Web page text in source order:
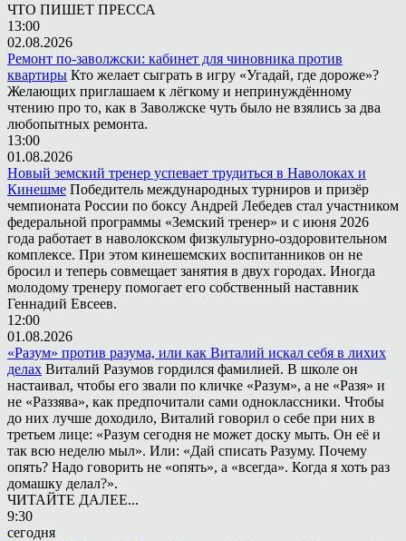
ЧТО ПИШЕТ ПРЕССА
13:00
02.08.2026
Ремонт по-заволжски: кабинет для чиновника против
квартиры Кто желает сыграть в игру «Угадай, где дороже»?
Желающих приглашаем к лёгкому и непринуждённому
чтению про то, как в Заволжске чуть было не взялись за два
любопытных ремонта.
13:00
01.08.2026
Новый земский тренер успевает трудиться в Наволоках и
Кинешме Победитель международных турниров и призёр
чемпионата России по боксу Андрей Лебедев стал участником
федеральной программы «Земский тренер» и с июня 2026
года работает в наволокском физкультурно-оздоровительном
комплексе. При этом кинешемских воспитанников он не
бросил и теперь совмещает занятия в двух городах. Иногда
молодому тренеру помогает его собственный наставник
Геннадий Евсеев.
12:00
01.08.2026
«Разум» против разума, или как Виталий искал себя в лихих
делах Виталий Разумов гордился фамилией. В школе он
настаивал, чтобы его звали по кличке «Разум», а не «Разя» и
не «Раззява», как предпочитали сами одноклассники. Чтобы
до них лучше доходило, Виталий говорил о себе при них в
третьем лице: «Разум сегодня не может доску мыть. Он её и
так всю неделю мыл». Или: «Дай списать Разуму. Почему
опять? Надо говорить не «опять», а «всегда». Когда я хоть раз
домашку делал?».
ЧИТАЙТЕ ДАЛЕЕ...
9:30
сегодня